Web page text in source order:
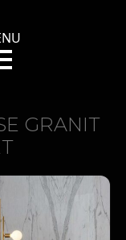
GRANIT